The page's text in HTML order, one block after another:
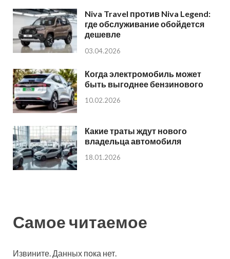
Niva Travel против Niva Legend:
где обслуживание обойдется
дешевле
03.04.2026
Когда электромобиль может
быть выгоднее бензинового
10.02.2026
Какие траты ждут нового
владельца автомобиля
18.01.2026
Самое читаемое
Извините. Данных пока нет.